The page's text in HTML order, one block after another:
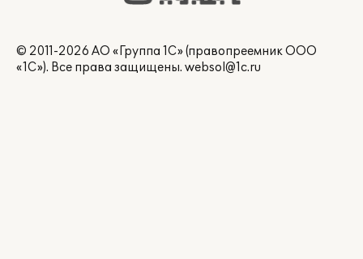
© 2011-2026 АО «Группа 1С» (правопреемник ООО
«1С»). Все права защищены. websol@1c.ru